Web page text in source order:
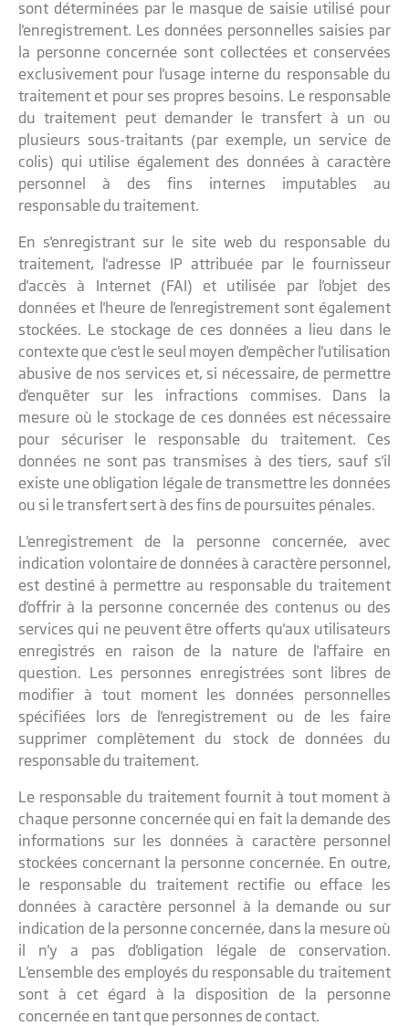
sont déterminées par le masque de saisie utilisé pour
l'enregistrement. Les données personnelles saisies par
la personne concernée sont collectées et conservées
exclusivement pour l'usage interne du responsable du
traitement et pour ses propres besoins. Le responsable
du traitement peut demander le transfert à un ou
plusieurs sous-traitants (par exemple, un service de
colis) qui utilise également des données à caractère
personnel à des fins internes imputables au
responsable du traitement.
En s'enregistrant sur le site web du responsable du
traitement, l'adresse IP attribuée par le fournisseur
d'accès à Internet (FAI) et utilisée par l'objet des
données et l'heure de l'enregistrement sont également
stockées. Le stockage de ces données a lieu dans le
contexte que c'est le seul moyen d'empêcher l'utilisation
abusive de nos services et, si nécessaire, de permettre
d'enquêter sur les infractions commises. Dans la
mesure où le stockage de ces données est nécessaire
pour sécuriser le responsable du traitement. Ces
données ne sont pas transmises à des tiers, sauf s'il
existe une obligation légale de transmettre les données
ou si le transfert sert à des fins de poursuites pénales.
L'enregistrement de la personne concernée, avec
indication volontaire de données à caractère personnel,
est destiné à permettre au responsable du traitement
d'offrir à la personne concernée des contenus ou des
services qui ne peuvent être offerts qu'aux utilisateurs
enregistrés en raison de la nature de l'affaire en
question. Les personnes enregistrées sont libres de
modifier à tout moment les données personnelles
spécifiées lors de l'enregistrement ou de les faire
supprimer complètement du stock de données du
responsable du traitement.
Le responsable du traitement fournit à tout moment à
chaque personne concernée qui en fait la demande des
informations sur les données à caractère personnel
stockées concernant la personne concernée. En outre,
le responsable du traitement rectifie ou efface les
données à caractère personnel à la demande ou sur
indication de la personne concernée, dans la mesure où
il n'y a pas d'obligation légale de conservation.
L'ensemble des employés du responsable du traitement
sont à cet égard à la disposition de la personne
concernée en tant que personnes de contact.